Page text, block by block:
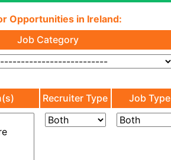
Opportunities in Ireland:
Job Category
Recruiter Type Job Type